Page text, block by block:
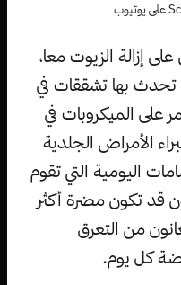
إزالة الزيوت معا،
بها تشققات في
على الميكروبات في
الأمراض الجلدية
اليومية التي تقوم
قد تكون مضرة أكثر
من التعرق
كل يوم.